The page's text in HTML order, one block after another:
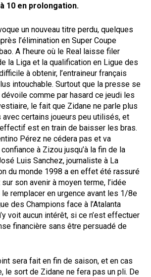
10 en prolongation.
un nouveau titre perdu, quelques
l’élimination en Super Coupe
A l’heure où le Real laisse filer
la Liga et la qualification en Ligue des
à obtenir, l’entraineur français
intouchable. Surtout que la presse se
comme par hasard ce jeudi les
le fait que Zidane ne parle plus
certains joueurs peu utilisés, et
est en train de baisser les bras.
Pérez ne cédera pas et va
à Zizou jusqu’à la fin de la
Luis Sanchez, journaliste à La
du monde 1998 a en effet été rassuré
son avenir à moyen terme, l’idée
le remplacer en urgence avant les 1/8e
des Champions face à l’Atalanta
voit aucun intérêt, si ce n’est effectuer
financière sans être persuadé de
sera fait en fin de saison, et en cas
le sort de Zidane ne fera pas un pli. De